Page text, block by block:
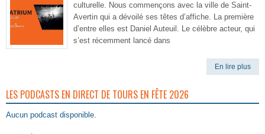
culturelle. Nous commençons avec la ville de Saint-
Avertin qui a dévoilé ses têtes d’affiche. La première
d’entre elles est Daniel Auteuil. Le célèbre acteur, qui
s’est récemment lancé dans
En lire plus
LES PODCASTS EN DIRECT DE TOURS EN FÊTE 2026
Aucun podcast disponible.